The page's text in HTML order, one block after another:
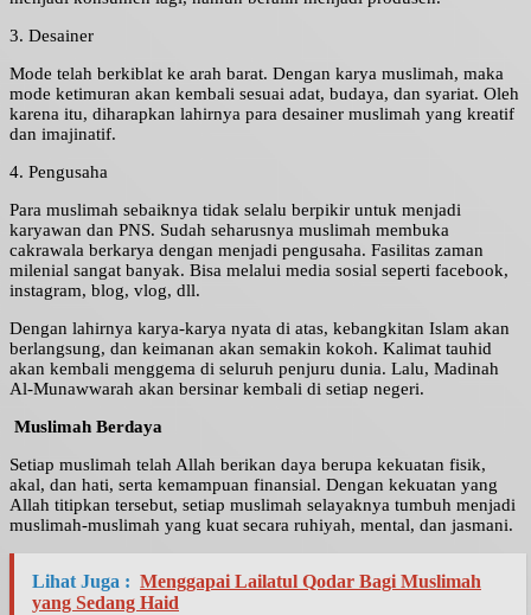
3. Desainer
Mode telah berkiblat ke arah barat. Dengan karya muslimah, maka
mode ketimuran akan kembali sesuai adat, budaya, dan syariat. Oleh
karena itu, diharapkan lahirnya para desainer muslimah yang kreatif
dan imajinatif.
4. Pengusaha
Para muslimah sebaiknya tidak selalu berpikir untuk menjadi
karyawan dan PNS. Sudah seharusnya muslimah membuka
cakrawala berkarya dengan menjadi pengusaha. Fasilitas zaman
milenial sangat banyak. Bisa melalui media sosial seperti facebook,
instagram, blog, vlog, dll.
Dengan lahirnya karya-karya nyata di atas, kebangkitan Islam akan
berlangsung, dan keimanan akan semakin kokoh. Kalimat tauhid
akan kembali menggema di seluruh penjuru dunia. Lalu, Madinah
Al-Munawwarah akan bersinar kembali di setiap negeri.
Muslimah Berdaya
Setiap muslimah telah Allah berikan daya berupa kekuatan fisik,
akal, dan hati, serta kemampuan finansial. Dengan kekuatan yang
Allah titipkan tersebut, setiap muslimah selayaknya tumbuh menjadi
muslimah-muslimah yang kuat secara ruhiyah, mental, dan jasmani.
Lihat Juga : Menggapai Lailatul Qodar Bagi Muslimah
yang Sedang Haid